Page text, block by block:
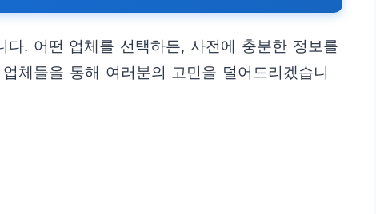
. 어떤 업체를 선택하든, 사전에 충분한 정보를
체들을 통해 여러분의 고민을 덜어드리겠습니